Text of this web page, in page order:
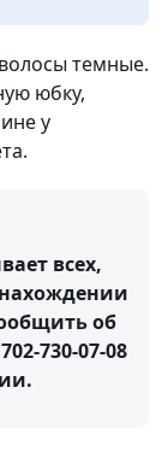
темные.
юбку,
у
всех,
об
730-07-08